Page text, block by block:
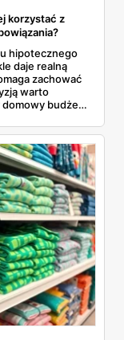
korzystać z
hipotecznego
daje realną
zachować
warto
domowy budżet